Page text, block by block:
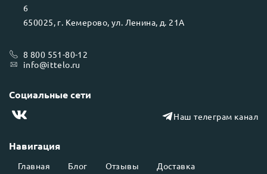
Навигация
Главная Блог Отзывы Доставка
6
650025, г. Кемерово, ул. Ленина, д. 21А
8 800 551-80-12
info@ittelo.ru
Социальные сети
Наш телеграм канал